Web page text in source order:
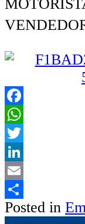
Facebook
WhatsApp
Twitter
LinkedIn
Email
Share
Posted in